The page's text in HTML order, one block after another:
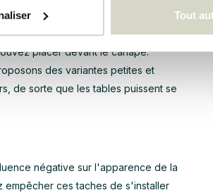
Tout
il est idéal de placer une
exemple, mettre un verre de boisson
placer devant le canapé.
des variantes petites et
de sorte que les tables puissent se
négative sur l'apparence de la
empêcher ces taches de s'installer